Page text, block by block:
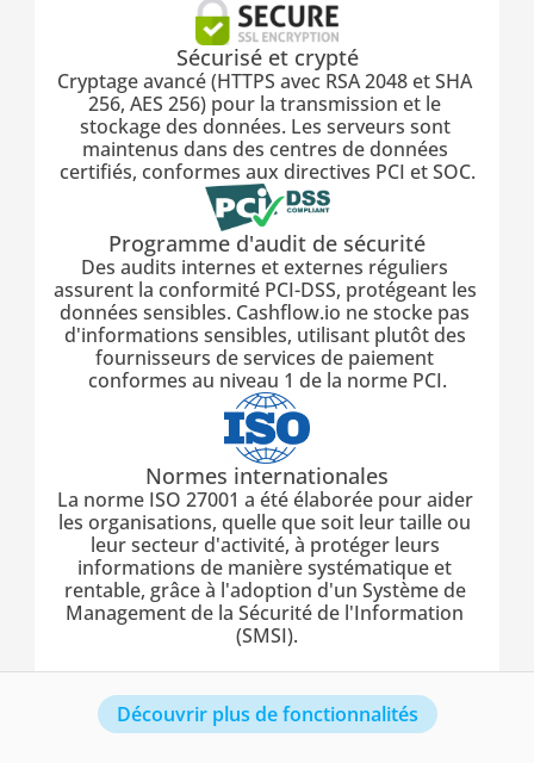
Sécurisé et crypté
Cryptage avancé (HTTPS avec RSA 2048 et SHA
256, AES 256) pour la transmission et le
stockage des données. Les serveurs sont
maintenus dans des centres de données
certifiés, conformes aux directives PCI et SOC.
Programme d'audit de sécurité
Des audits internes et externes réguliers
assurent la conformité PCI-DSS, protégeant les
données sensibles. Cashflow.io ne stocke pas
d'informations sensibles, utilisant plutôt des
fournisseurs de services de paiement
conformes au niveau 1 de la norme PCI.
Normes internationales
La norme ISO 27001 a été élaborée pour aider
les organisations, quelle que soit leur taille ou
leur secteur d'activité, à protéger leurs
informations de manière systématique et
rentable, grâce à l'adoption d'un Système de
Management de la Sécurité de l'Information
(SMSI).
Découvrir plus de fonctionnalités